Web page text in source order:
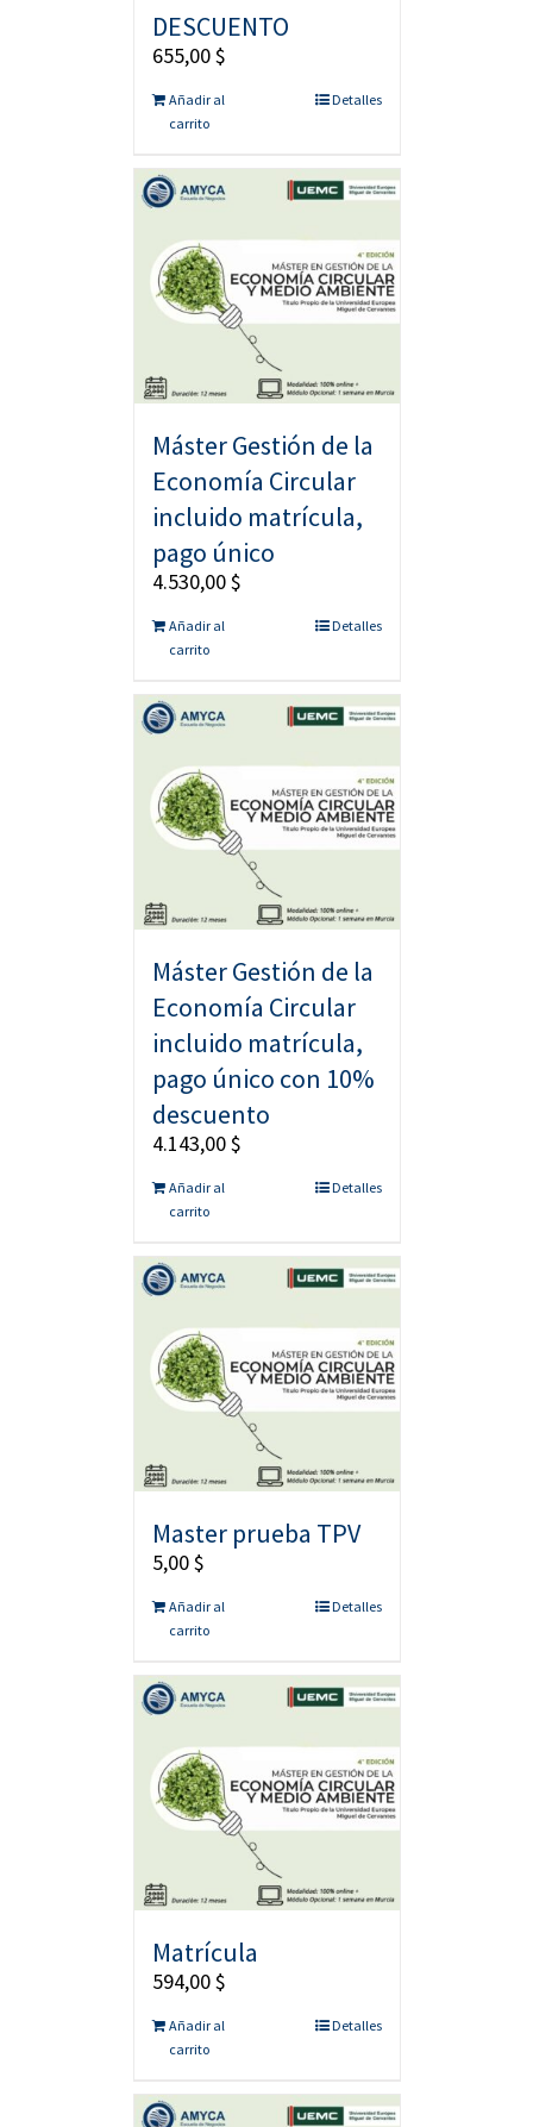
DESCUENTO
655,00$
Añadir al
carrito
Detalles
Máster Gestión de la
Economía Circular
incluido matrícula,
pago único
4.530,00$
Añadir al
carrito
Detalles
Máster Gestión de la
Economía Circular
incluido matrícula,
pago único con 10%
descuento
4.143,00$
Añadir al
carrito
Detalles
Master prueba TPV
5,00$
Añadir al
carrito
Detalles
Matrícula
594,00$
Añadir al
carrito
Detalles